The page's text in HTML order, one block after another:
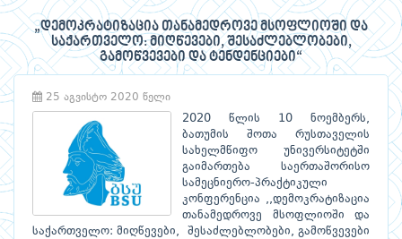
„დემოკრატიზაცია თანამედროვე მსოფლიოში და
საქართველო: მიღწევები, შესაძლებლობები,
გამოწვევები და ტენდენციები“
25 აგვისტო 2020 წელი
2020 წლის 10 ნოემბერს,
ბათუმის შოთა რუსთაველის
სახელმწიფო უნივერსიტეტში
გაიმართება საერთაშორისო
სამეცნიერო-პრაქტიკული
კონფერენცია ,,დემოკრატიზაცია
თანამედროვე მსოფლიოში და
საქართველო: მიღწევები, შესაძლებლობები, გამოწვევები